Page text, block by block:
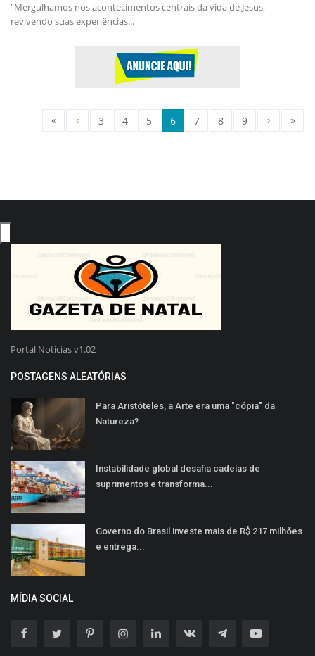
“Mergulhamos nos acontecimentos centrais da vida de Jesus,
revivendo suas experiências...
« ‹ 3 4 5 6 7 8 9 › »
Portal Noticias v1.02
POSTAGENS ALEATÓRIAS
Para Aristóteles, a Arte era uma "cópia" da
Natureza?
Instabilidade global desafia cadeias de
suprimentos e transforma...
Governo do Brasil investe mais de R$ 217 milhões
e entrega...
MÍDIA SOCIAL